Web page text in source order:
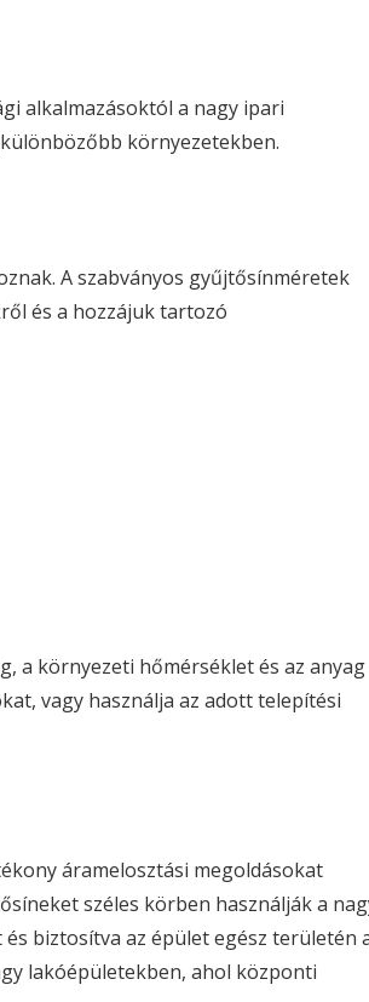
alkalmazásoktól a nagy ipari
környezetekben.
A szabványos gyűjtősínméretek
és a hozzájuk tartozó
a környezeti hőmérséklet és az anyag
vagy használja az adott telepítési
áramelosztási megoldásokat
széles körben használják a
biztosítva az épület egész területén
lakóépületekben, ahol központi